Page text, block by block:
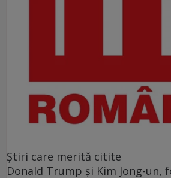
Ştiri care merită citite
Donald Trump şi Kim Jong-un,